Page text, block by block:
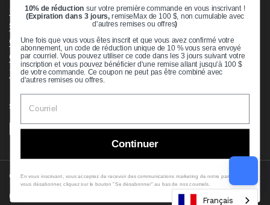
Return & Refund Policy
Shipping Policy
Open Cookie Banner
Comprehensive Guide to Ball Bearings
Track your Order
Supported payment methods
Copyright © 2026VXB Bearings.
Country/region
(USD $)
Français
10% de réduction sur votre première commande en vous inscrivant !
(Expiration dans 3 jours,remiseMax de 100 $, non cumulable avec
d'autres remises ou offres)
Une fois que vous vous êtes inscrit et que vous avez confirmé votre
abonnement, un code de réduction unique de 10 % vous sera envoyé
par courriel. Vous pouvez utiliser ce code dans les 3 jours suivant votre
inscription et vous pouvez bénéficier d'une remise allant jusqu'à 100 $
de votre commande. Ce coupon ne peut pas être combiné avec
d'autres remises ou offres.
Continuer
En vous inscrivant, vous acceptez de recevoir des communications marketing de notre part. Pour
vous désabonner, cliquez sur le bouton "Se désabonner" au bas de nos courriels.